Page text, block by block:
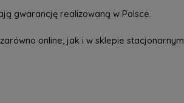
gwarancję realizowaną w Polsce.
online, jak i w sklepie stacjonarnym.